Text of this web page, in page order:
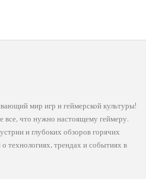
мир игр и геймерской культуры!
все, что нужно настоящему геймеру.
и глубоких обзоров горячих
технологиях, трендах и событиях в